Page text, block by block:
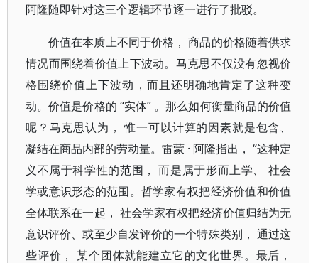
阿隆随即针对这三个逻辑环节逐一进行了批驳。
价值在本质上不同于价格， 商品的价格随着供求
情况而围绕着价值上下波动。马克思不仅没有忽视价
格围绕价值上下波动，而且还明确地肯定了这种变
动。价值是价格的 “实体” 。那么如何衡量商品的价值
呢？马克思认为， 惟一可以计算的因素就是包含、
凝结在商品内部的劳动量。雷蒙 · 阿隆指出， “这种定
义不属于科学性的范围， 而是属于形而上学、 社会
学或意识形态的范围。哲学家有权把经济价值和价值
全体联系在一起， 社会学家有权把经济价值归结为无
意识评价、或至少自发评价的一个特殊类别， 通过这
些评价， 某个团体就能建立它的文化世界。最后，